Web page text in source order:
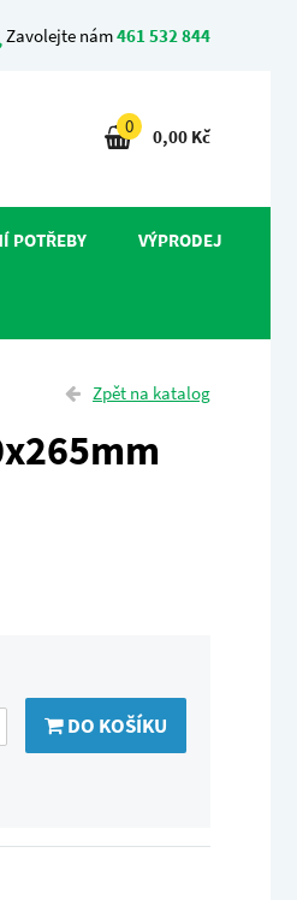
Zavolejte nám461 532 844
0 0,00 Kč
POTŘEBY VÝPRODEJ
Zpět na katalog
DO KOŠÍKU